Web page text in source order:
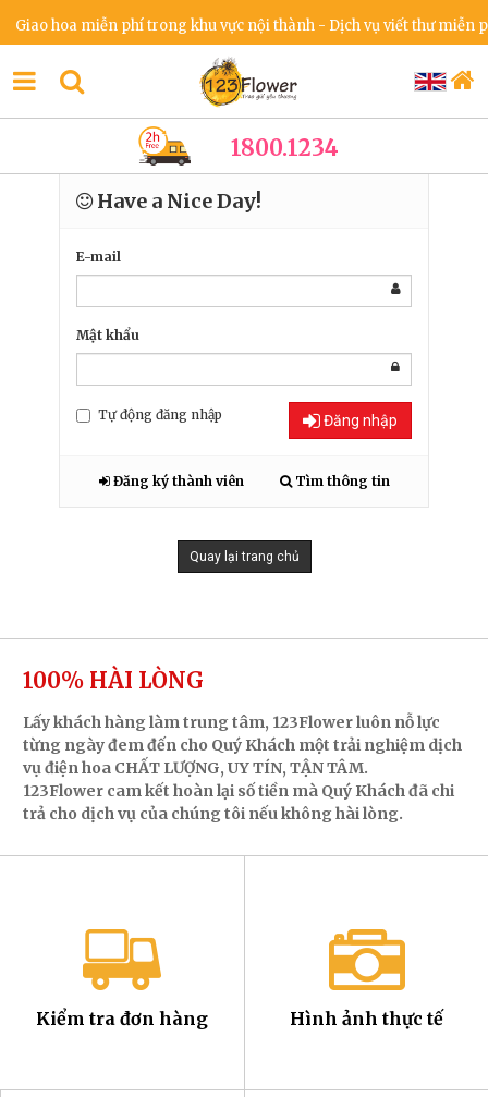
Giao hoa miễn phí trong khu vực nội thành - Dịch vụ viết thư miễn
1800.1234
Have a Nice Day!
E-mail
Mật khẩu
Tự động đăng nhập Đăng nhập
Đăng ký thành viên Tìm thông tin
Quay lại trang chủ
100% HÀI LÒNG
Lấy khách hàng làm trung tâm, 123Flower luôn nỗ lực
từng ngày đem đến cho Quý Khách một trải nghiệm dịch
vụ điện hoa CHẤT LƯỢNG, UY TÍN, TẬN TÂM.
123Flower cam kết hoàn lại số tiền mà Quý Khách đã chi
trả cho dịch vụ của chúng tôi nếu không hài lòng.
Kiểm tra đơn hàng Hình ảnh thực tế